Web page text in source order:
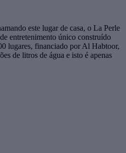
este lugar de casa, o La Perle
entretenimento único construído
lugares, financiado por Al Habtoor,
de litros de água e isto é apenas